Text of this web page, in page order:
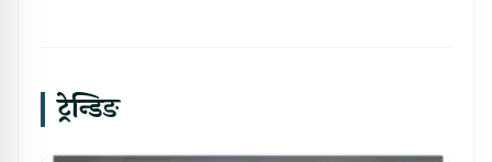
ट्रेन्डिङ